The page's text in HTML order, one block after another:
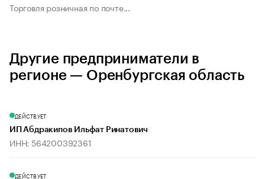
Торговля розничная по почте...
Другие предприниматели в
регионе — Оренбургская область
ДЕЙСТВУЕТ
ИП Абдракипов Ильфат Ринатович
ИНН: 564200392361
ДЕЙСТВУЕТ